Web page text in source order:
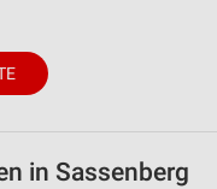
in Sassenberg